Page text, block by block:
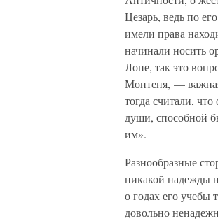
Цезарь, ведь по
имели права
начинали носить
Лопе, так это
Монтеня, —
тогда считали,
души, способной
им».
Разнообразные
никакой надежды
о годах его учебы
довольно